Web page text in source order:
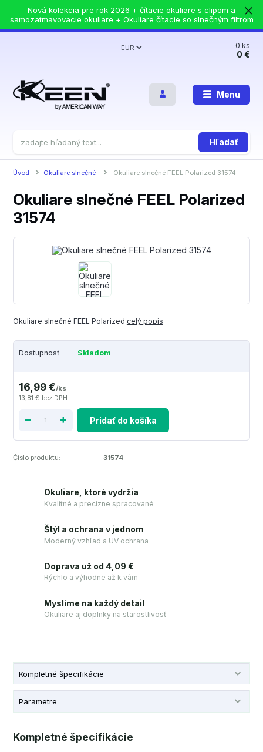
Nová kolekcia pre rok 2026 + čítacie okuliare s clipom a
samozatmavovacie okuliare + Okuliare čítacie so slnečným filtrom
Menu
EUR
Hľadať
0ks
0 €
Úvod Okuliare slnečné Okuliare slnečné FEEL Polarized 31574
Okuliare slnečné FEEL Polarized
31574
Okuliare slnečné FEEL Polarized celý popis
Dostupnosť Skladom
16,99 €/ks
13,81 € bez DPH
Pridať do košíka
Číslo produktu: 31574
Okuliare, ktoré vydržia
Kvalitné a precízne spracované
Štýl a ochrana v jednom
Moderný vzhľad a UV ochrana
Doprava už od 4,09 €
Rýchlo a výhodne až k vám
Myslíme na každý detail
Okuliare aj doplnky na starostlivosť
Kompletné špecifikácie
Parametre
Kompletné špecifikácie